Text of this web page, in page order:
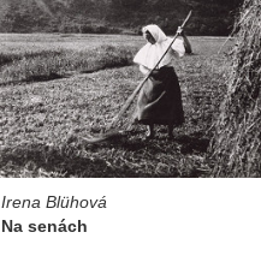
Irena Blühová
Na senách